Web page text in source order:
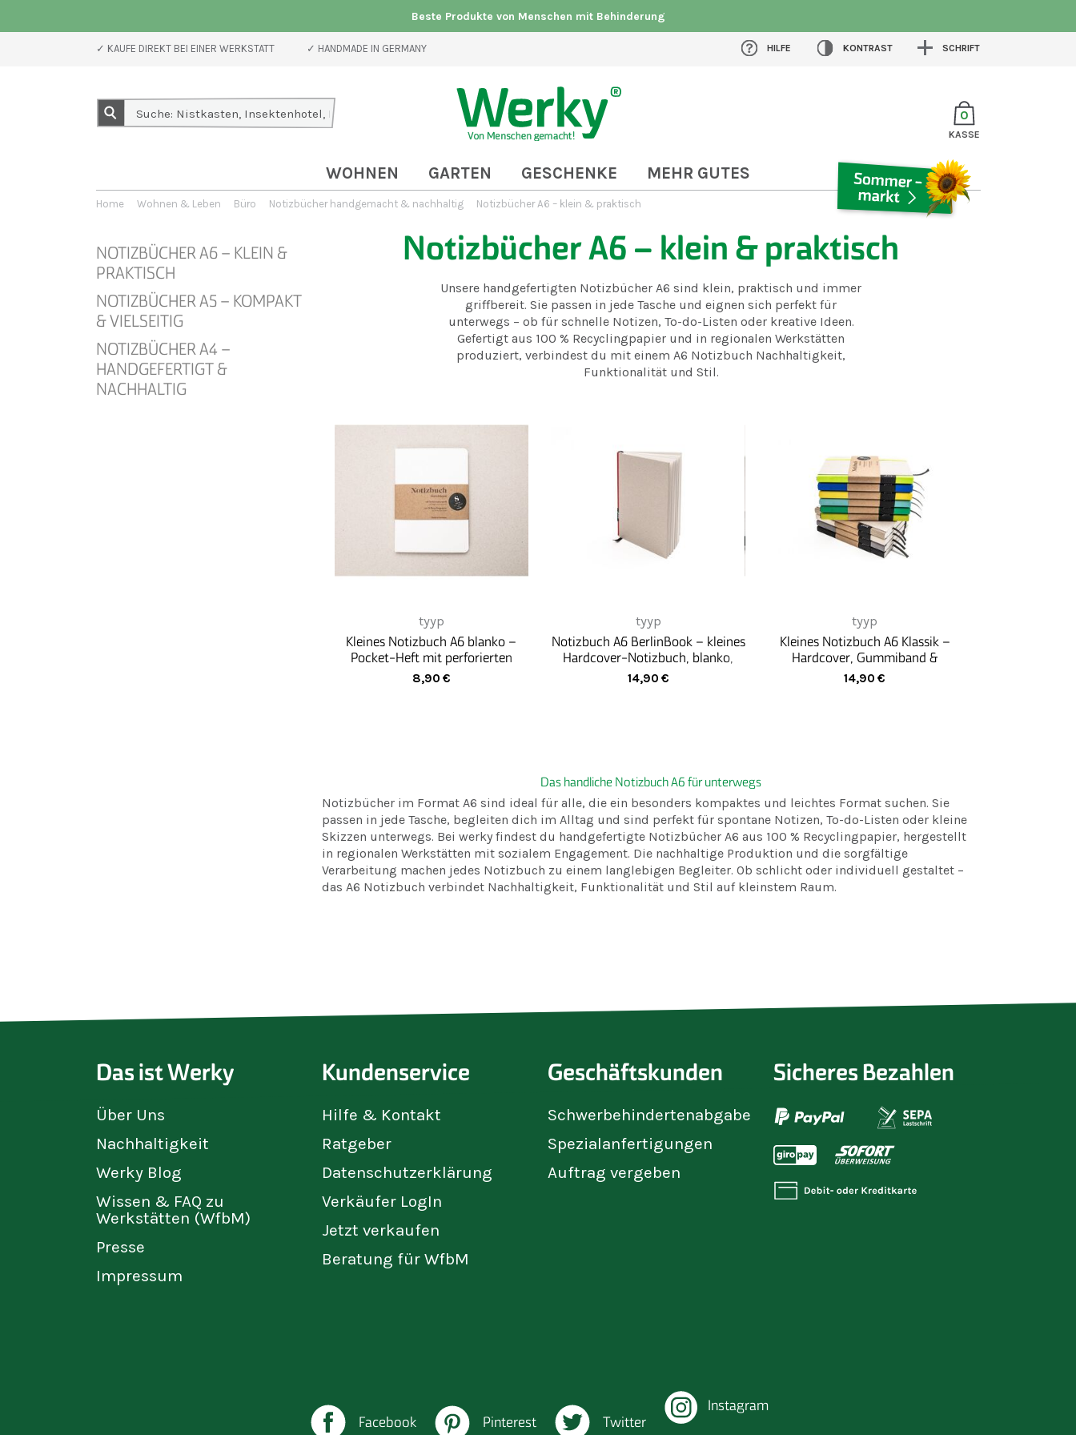
Beste Produkte von Menschen mit Behinderung
✓ KAUFE DIREKT BEI EINER WERKSTATT ✓ HANDMADE IN GERMANY HILFE KONTRAST SCHRIFT
0
KASSE
WOHNEN GARTEN GESCHENKE MEHR GUTES
SOMMERMARKT
Home Wohnen & Leben Büro Notizbücher handgemacht & nachhaltig Notizbücher A6 – klein & praktisch
NOTIZBÜCHER A6 – KLEIN &
PRAKTISCH
NOTIZBÜCHER A5 – KOMPAKT
& VIELSEITIG
NOTIZBÜCHER A4 –
HANDGEFERTIGT &
NACHHALTIG
Notizbücher A6 – klein & praktisch
Unsere handgefertigten Notizbücher A6 sind klein, praktisch und immer
griffbereit. Sie passen in jede Tasche und eignen sich perfekt für
unterwegs – ob für schnelle Notizen, To-do-Listen oder kreative Ideen.
Gefertigt aus 100 % Recyclingpapier und in regionalen Werkstätten
produziert, verbindest du mit einem A6 Notizbuch Nachhaltigkeit,
Funktionalität und Stil.
tyyp
Kleines Notizbuch A6 blanko –
Pocket-Heft mit perforierten
Seiten, Made in Germany
8,90 €
tyyp
Notizbuch A6 BerlinBook – kleines
Hardcover-Notizbuch, blanko,
perforiert, Made in Germany
14,90 €
tyyp
Kleines Notizbuch A6 Klassik –
Hardcover, Gummiband &
Lesebändchen, Made in Germany
14,90 €
Das handliche Notizbuch A6 für unterwegs
Notizbücher im Format A6 sind ideal für alle, die ein besonders kompaktes und leichtes Format suchen. Sie
passen in jede Tasche, begleiten dich im Alltag und sind perfekt für spontane Notizen, To-do-Listen oder kleine
Skizzen unterwegs. Bei werky findest du handgefertigte Notizbücher A6 aus 100 % Recyclingpapier, hergestellt
in regionalen Werkstätten mit sozialem Engagement. Die nachhaltige Produktion und die sorgfältige
Verarbeitung machen jedes Notizbuch zu einem langlebigen Begleiter. Ob schlicht oder individuell gestaltet –
das A6 Notizbuch verbindet Nachhaltigkeit, Funktionalität und Stil auf kleinstem Raum.
Das ist Werky
Über Uns
Nachhaltigkeit
Werky Blog
Wissen & FAQ zu
Werkstätten (WfbM)
Presse
Impressum
Kundenservice
Hilfe & Kontakt
Ratgeber
Datenschutzerklärung
Verkäufer LogIn
Jetzt verkaufen
Beratung für WfbM
Geschäftskunden
Schwerbehindertenabgabe
Spezialanfertigungen
Auftrag vergeben
Sicheres Bezahlen
Facebook Pinterest Twitter
Instagram